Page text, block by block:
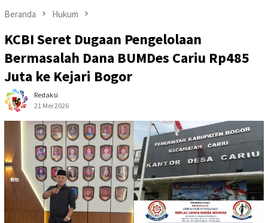
Beranda Hukum
KCBI Seret Dugaan Pengelolaan
Bermasalah Dana BUMDes Cariu Rp485
Juta ke Kejari Bogor
Redaksi
21 Mei 2026